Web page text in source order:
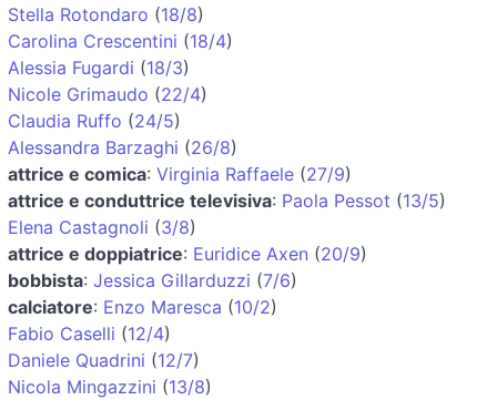
Stella Rotondaro (18/8)
Carolina Crescentini (18/4)
Alessia Fugardi (18/3)
Nicole Grimaudo (22/4)
Claudia Ruffo (24/5)
Alessandra Barzaghi (26/8)
attrice e comica: Virginia Raffaele (27/9)
attrice e conduttrice televisiva: Paola Pessot (13/5)
Elena Castagnoli (3/8)
attrice e doppiatrice: Euridice Axen (20/9)
bobbista: Jessica Gillarduzzi (7/6)
calciatore: Enzo Maresca (10/2)
Fabio Caselli (12/4)
Daniele Quadrini (12/7)
Nicola Mingazzini (13/8)